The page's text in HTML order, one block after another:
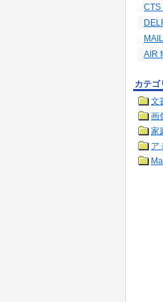
CTS
AIR
カテゴ
文
画
家
ア